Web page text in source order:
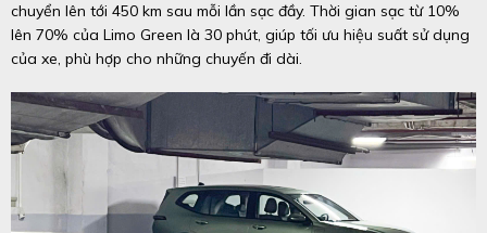
chuyển lên tới 450 km sau mỗi lần sạc đầy. Thời gian sạc từ 10%
lên 70% của Limo Green là 30 phút, giúp tối ưu hiệu suất sử dụng
của xe, phù hợp cho những chuyến đi dài.